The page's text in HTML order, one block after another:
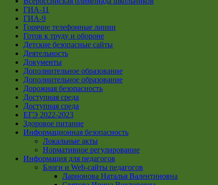
ГИА-11
ГИА-9
Горячие телефонные линии
Готов к труду и обороне
Детские безопасные сайты
Деятельность
Документы
Дополнительное образование
Дополнительное образование
Дорожная безопасность
Доступная среда
Доступная среда
ЕГЭ 2022-2023
Здоровое питание
Информационная безопасность
Локальные акты
Нормативное регулирование
Информация для педагогов
Блоги и Web-сайты педагогов
Ларионова Наталья Валентиновна